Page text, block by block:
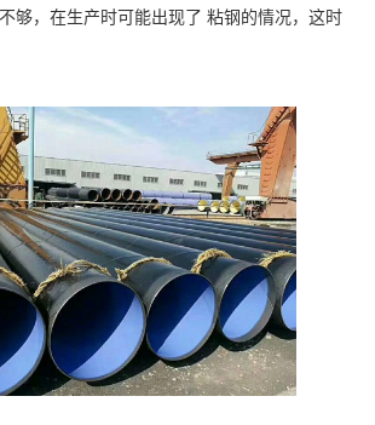
够，在生产时可能出现了 粘钢的情况，这时